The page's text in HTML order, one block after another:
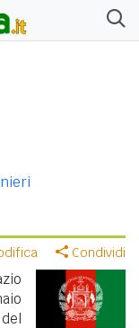
Condividi